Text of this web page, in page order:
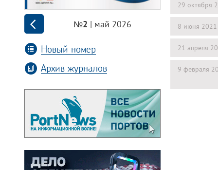
№2 | май 2026
Новый номер
Архив журналов
29 октября
8 июня 2021
21 апреля
9 февраля